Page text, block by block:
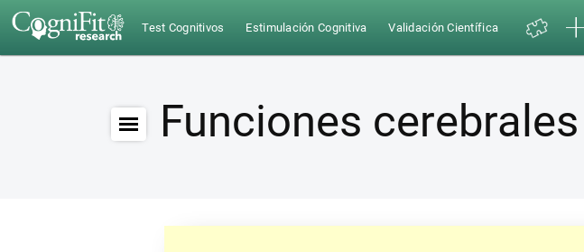
Test Cognitivos Estimulación Cognitiva Validación Científica
Funciones cerebrales